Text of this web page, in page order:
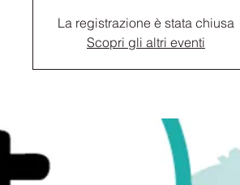
La registrazione è stata chiusa
Scopri gli altri eventi